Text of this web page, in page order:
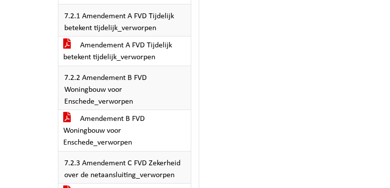
7.2.1 Amendement A FVD Tijdelijk
betekent tijdelijk_verworpen
Amendement A FVD Tijdelijk
betekent tijdelijk_verworpen
7.2.2 Amendement B FVD
Woningbouw voor
Enschede_verworpen
Amendement B FVD
Woningbouw voor
Enschede_verworpen
7.2.3 Amendement C FVD Zekerheid
over de netaansluiting_verworpen